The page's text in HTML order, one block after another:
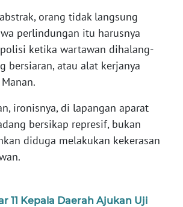
orang tidak langsung
perlindungan itu harusnya
ketika wartawan dihalang-
bersiaran, atau alat kerjanya
ironisnya, di lapangan aparat
bersikap represif, bukan
diduga melakukan kekerasan
11 Kepala Daerah Ajukan Uji